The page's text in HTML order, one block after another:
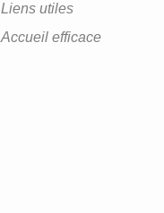
Liens utiles
Accueil efficace